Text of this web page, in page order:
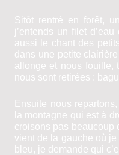
Sitôt rentré en forêt,
j’entends un filet
aussi le chant des
dans une petite
allonge et nous fouille,
nous sont retirées :
Ensuite nous
la montagne qui est à
croisons pas beaucoup
vient de la gauche où
bleu, je demande qui